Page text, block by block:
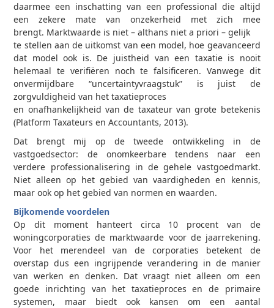
daarmee een inschatting van een professional die altijd
een zekere mate van onzekerheid met zich mee
brengt. Marktwaarde is niet – althans niet a priori – gelijk
te stellen aan de uitkomst van een model, hoe geavanceerd
dat model ook is. De juistheid van een taxatie is nooit
helemaal te verifiëren noch te falsificeren. Vanwege dit
onvermijdbare “uncertaintyvraagstuk” is juist de
zorgvuldigheid van het taxatieproces
en onafhankelijkheid van de taxateur van grote betekenis
(Platform Taxateurs en Accountants, 2013).
Dat brengt mij op de tweede ontwikkeling in de
vastgoedsector: de onomkeerbare tendens naar een
verdere professionalisering in de gehele vastgoedmarkt.
Niet alleen op het gebied van vaardigheden en kennis,
maar ook op het gebied van normen en waarden.
Bijkomende voordelen
Op dit moment hanteert circa 10 procent van de
woningcorporaties de marktwaarde voor de jaarrekening.
Voor het merendeel van de corporaties betekent de
overstap dus een ingrijpende verandering in de manier
van werken en denken. Dat vraagt niet alleen om een
goede inrichting van het taxatieproces en de primaire
systemen, maar biedt ook kansen om een aantal